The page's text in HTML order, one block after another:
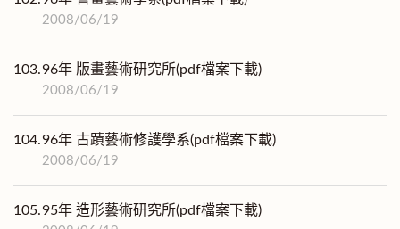
2008/06/19
103.96年 版畫藝術研究所(pdf檔案下載)
2008/06/19
104.96年 古蹟藝術修護學系(pdf檔案下載)
2008/06/19
105.95年 造形藝術研究所(pdf檔案下載)